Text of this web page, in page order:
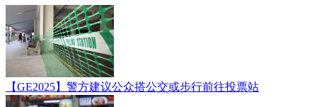
【GE2025】警方建议公众搭公交或步行前往投票站